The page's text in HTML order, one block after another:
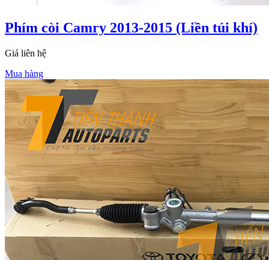
Phím còi Camry 2013-2015 (Liền túi khí)
Giá liên hệ
Mua hàng